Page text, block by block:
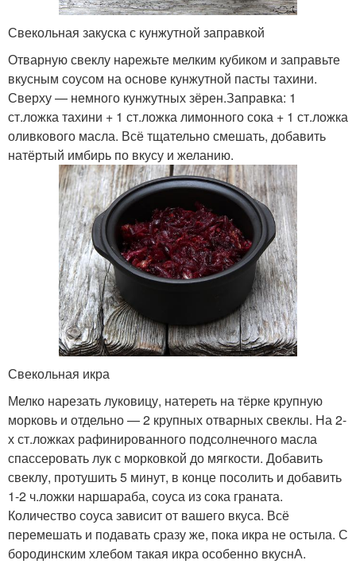
Свекольная закуска с кунжутной заправкой
Отварную свеклу нарежьте мелким кубиком и заправьте
вкусным соусом на основе кунжутной пасты тахини.
Сверху — немного кунжутных зёрен.Заправка: 1
ст.ложка тахини + 1 ст.ложка лимонного сока + 1 ст.ложка
оливкового масла. Всё тщательно смешать, добавить
натёртый имбирь по вкусу и желанию.
Свекольная икра
Мелко нарезать луковицу, натереть на тёрке крупную
морковь и отдельно — 2 крупных отварных свеклы. На 2-
х ст.ложках рафинированного подсолнечного масла
спассеровать лук с морковкой до мягкости. Добавить
свеклу, протушить 5 минут, в конце посолить и добавить
1-2 ч.ложки наршараба, соуса из сока граната.
Количество соуса зависит от вашего вкуса. Всё
перемешать и подавать сразу же, пока икра не остыла. С
бородинским хлебом такая икра особенно вкуснА.